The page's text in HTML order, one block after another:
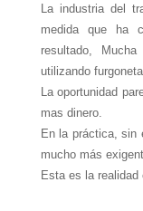
La industria del
medida que ha
resultado,
utilizando
La oportunidad
mas dinero.
En la práctica, sin
mucho más
Esta es la realidad